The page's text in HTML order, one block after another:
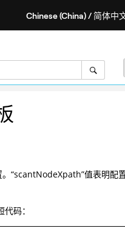
值表明配
码：